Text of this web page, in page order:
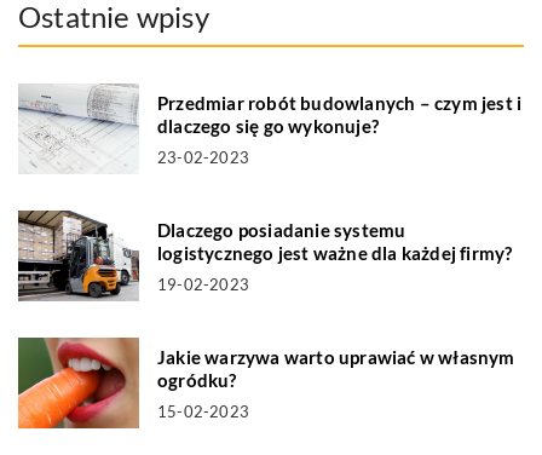
Ostatnie wpisy
Przedmiar robót budowlanych – czym jest i
dlaczego się go wykonuje?
23-02-2023
Dlaczego posiadanie systemu
logistycznego jest ważne dla każdej firmy?
19-02-2023
Jakie warzywa warto uprawiać w własnym
ogródku?
15-02-2023